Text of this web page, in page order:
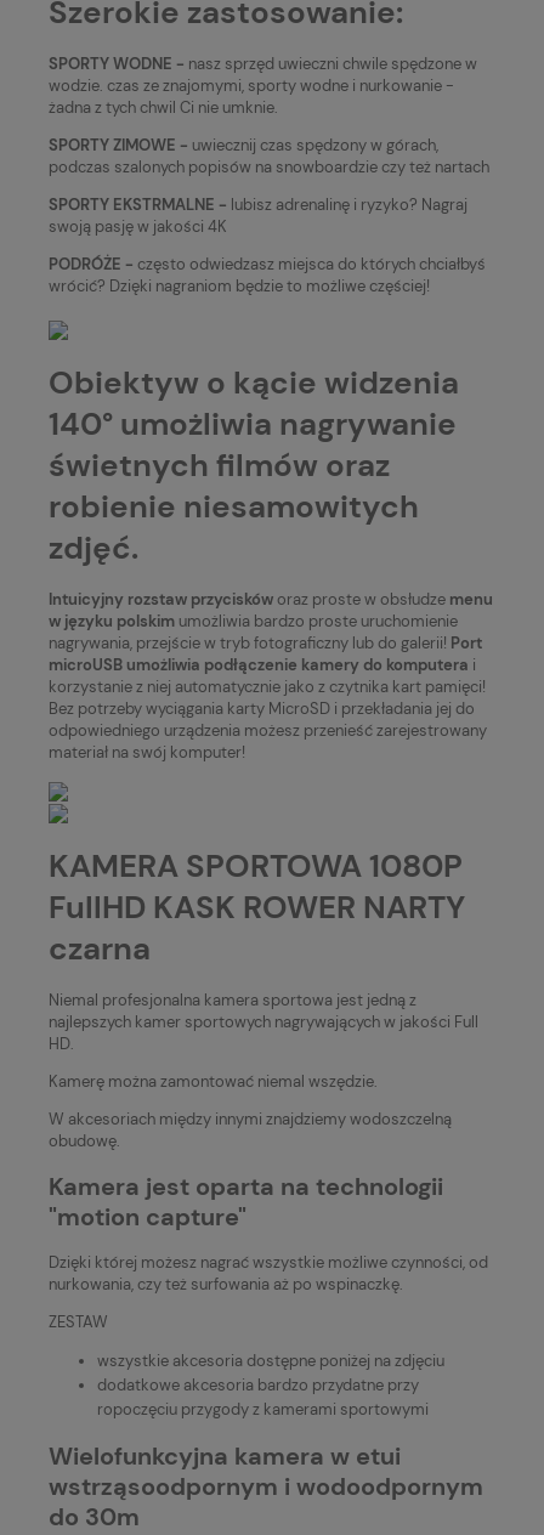
Szerokie zastosowanie:
SPORTY WODNE - nasz sprzęd uwieczni chwile spędzone w
wodzie. czas ze znajomymi, sporty wodne i nurkowanie -
żadna z tych chwil Ci nie umknie.
SPORTY ZIMOWE - uwiecznij czas spędzony w górach,
podczas szalonych popisów na snowboardzie czy też nartach
SPORTY EKSTRMALNE - lubisz adrenalinę i ryzyko? Nagraj
swoją pasję w jakości 4K
PODRÓŻE - często odwiedzasz miejsca do których chciałbyś
wrócić? Dzięki nagraniom będzie to możliwe częściej!
Obiektyw o kącie widzenia
140° umożliwia nagrywanie
świetnych filmów oraz
robienie niesamowitych
zdjęć.
Intuicyjny rozstaw przyciskóworaz proste w obsłudze menu
w języku polskim umożliwia bardzo proste uruchomienie
nagrywania, przejście w tryb fotograficzny lub do galerii! Port
microUSB umożliwia podłączenie kamery do komputera i
korzystanie z niej automatycznie jako z czytnika kart pamięci!
Bez potrzeby wyciągania karty MicroSD i przekładania jej do
odpowiedniego urządzenia możesz przenieść zarejestrowany
materiał na swój komputer!
KAMERA SPORTOWA 1080P
FullHD KASK ROWER NARTY
czarna
Niemal profesjonalna kamera sportowa jest jedną z
najlepszych kamer sportowych nagrywających w jakości Full
HD.
Kamerę można zamontować niemal wszędzie.
W akcesoriach między innymi znajdziemy wodoszczelną
obudowę.
Kamera jest oparta na technologii
"motion capture"
Dzięki której możesz nagrać wszystkie możliwe czynności, od
nurkowania, czy też surfowania aż po wspinaczkę.
ZESTAW
wszystkie akcesoria dostępne poniżej na zdjęciu
dodatkowe akcesoria bardzo przydatne przy
ropoczęciu przygody z kamerami sportowymi
Wielofunkcyjna kamera w etui
wstrząsoodpornym i wodoodpornym
do 30m